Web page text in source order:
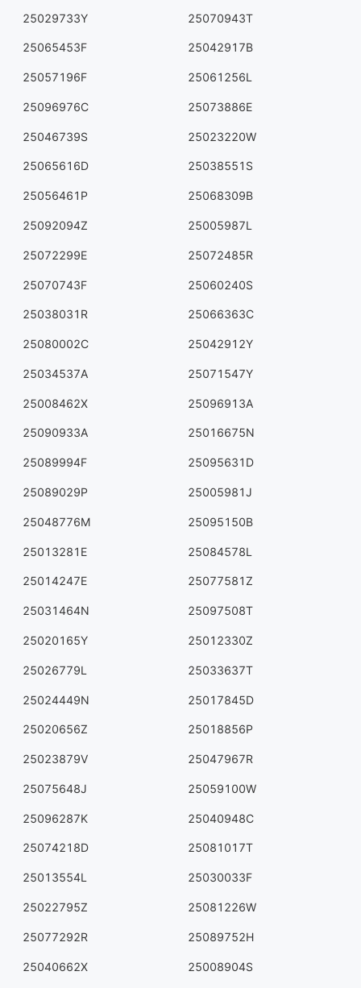
25029733Y 25070943T
25065453F 25042917B
25057196F 25061256L
25096976C 25073886E
25046739S 25023220W
25065616D 25038551S
25056461P 25068309B
25092094Z 25005987L
25072299E 25072485R
25070743F 25060240S
25038031R 25066363C
25080002C 25042912Y
25034537A 25071547Y
25008462X 25096913A
25090933A 25016675N
25089994F 25095631D
25089029P 25005981J
25048776M 25095150B
25013281E 25084578L
25014247E 25077581Z
25031464N 25097508T
25020165Y 25012330Z
25026779L 25033637T
25024449N 25017845D
25020656Z 25018856P
25023879V 25047967R
25075648J 25059100W
25096287K 25040948C
25074218D 25081017T
25013554L 25030033F
25022795Z 25081226W
25077292R 25089752H
25040662X 25008904S